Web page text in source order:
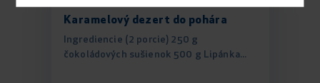
Karamelový dezert do pohára
Ingrediencie (2 porcie) 250 g
čokoládových sušienok 500 g Lipánka...